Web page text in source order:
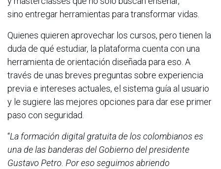
sino entregar herramientas para transformar vidas.
Quienes quieren aprovechar los cursos, pero tienen la
duda de qué estudiar, la plataforma cuenta con una
herramienta de orientación diseñada para eso. A
través de unas breves preguntas sobre experiencia
previa e intereses actuales, el sistema guía al usuario
y le sugiere las mejores opciones para dar ese primer
paso con seguridad.
“La formación digital gratuita de los colombianos es
una de las banderas del Gobierno del presidente
Gustavo Petro. Por eso seguimos abriendo